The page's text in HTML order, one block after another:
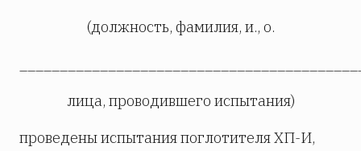
(должность, фамилия, и., о.
лица, проводившего испытания)
проведены испытания поглотителя ХП-И,